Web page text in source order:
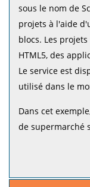
sous le nom de
projets à l'aide
blocs. Les
HTML5, des
Le service est
utilisé dans le
Dans cet
de supermarché